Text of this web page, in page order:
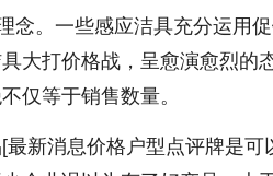
念。一些感应洁具充分运用
大打价格战，呈愈演愈烈的
仅等于销售数量。
新消息价格户型点评牌是可